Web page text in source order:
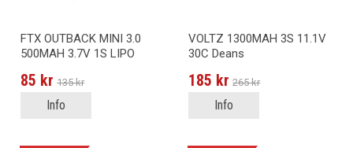
FTX OUTBACK MINI 3.0
500MAH 3.7V 1S LIPO
85 kr 135 kr
Info
VOLTZ 1300MAH 3S 11.1V
30C Deans
185 kr 265 kr
Info